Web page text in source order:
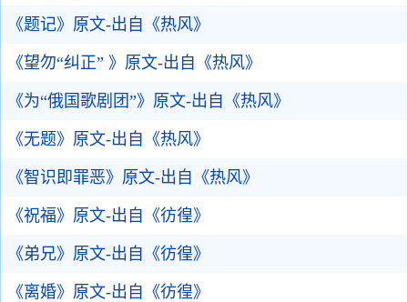
《题记》原文-出自《热风》
《望勿“纠正” 》原文-出自《热风》
《为“俄国歌剧团”》原文-出自《热风》
《无题》原文-出自《热风》
《智识即罪恶》原文-出自《热风》
《祝福》原文-出自《彷徨》
《弟兄》原文-出自《彷徨》
《离婚》原文-出自《彷徨》